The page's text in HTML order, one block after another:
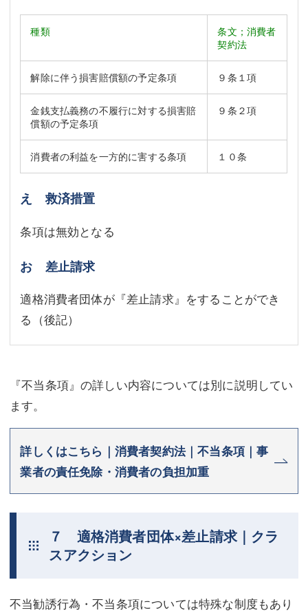
種類
条文；消費者
契約法
解除に伴う損害賠償額の予定条項 ９条１項
金銭支払義務の不履行に対する損害賠
償額の予定条項
９条２項
消費者の利益を一方的に害する条項 １０条
え 救済措置
条項は無効となる
お 差止請求
適格消費者団体が『差止請求』をすることができ
る（後記）
『不当条項』の詳しい内容については別に説明してい
ます。
詳しくはこちら｜消費者契約法｜不当条項｜事
業者の責任免除・消費者の負担加重
７ 適格消費者団体×差止請求｜クラ
スアクション
不当勧誘行為・不当条項については特殊な制度もあり